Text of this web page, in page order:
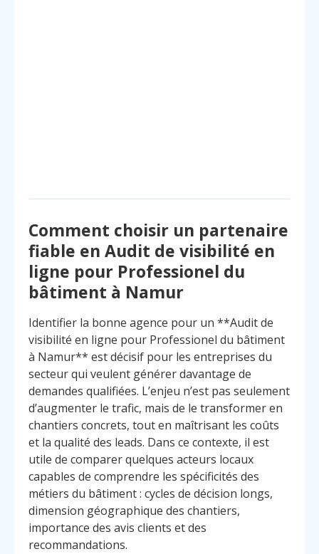
Comment choisir un partenaire
fiable en Audit de visibilité en
ligne pour Professionel du
bâtiment à Namur
Identifier la bonne agence pour un **Audit de
visibilité en ligne pour Professionel du bâtiment
à Namur** est décisif pour les entreprises du
secteur qui veulent générer davantage de
demandes qualifiées. L’enjeu n’est pas seulement
d’augmenter le trafic, mais de le transformer en
chantiers concrets, tout en maîtrisant les coûts
et la qualité des leads. Dans ce contexte, il est
utile de comparer quelques acteurs locaux
capables de comprendre les spécificités des
métiers du bâtiment : cycles de décision longs,
dimension géographique des chantiers,
importance des avis clients et des
recommandations.